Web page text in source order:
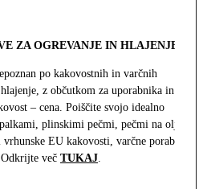
ZA OGREVANJE IN HLAJENJE
po kakovostnih in varčnih
z občutkom za uporabnika in z
– cena. Poiščite svojo idealno
plinskimi pečmi, pečmi na olje
EU kakovosti, varčne porabe
več TUKAJ.